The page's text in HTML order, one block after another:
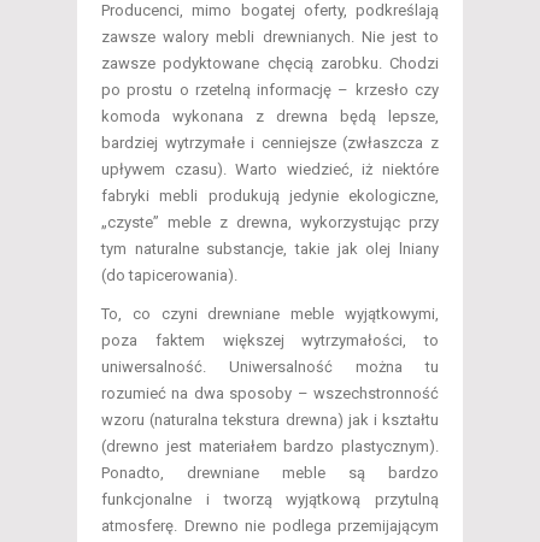
Producenci, mimo bogatej oferty, podkreślają
zawsze walorymebli drewnianych. Nie jest to
zawsze podyktowane chęcią zarobku. Chodzi
po prostu o rzetelną informację – krzesło czy
komoda wykonana z drewna będą lepsze,
bardziej wytrzymałe i cenniejsze (zwłaszcza z
upływem czasu). Warto wiedzieć, iż niektóre
fabryki mebli produkują jedynie ekologiczne,
„czyste” meble z drewna, wykorzystując przy
tym naturalne substancje, takie jak olej lniany
(do tapicerowania).
To, co czyni drewniane meble wyjątkowymi,
poza faktem większej wytrzymałości, to
uniwersalność. Uniwersalność można tu
rozumieć na dwa sposoby – wszechstronność
wzoru (naturalna tekstura drewna) jak i kształtu
(drewno jest materiałem bardzo plastycznym).
Ponadto, drewniane meble są bardzo
funkcjonalne i tworzą wyjątkową przytulną
atmosferę. Drewno nie podlega przemijającym